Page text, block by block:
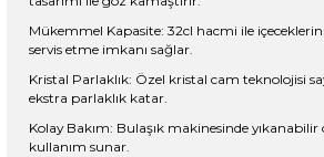
Mükemmel Kapasite: 32cl hacmi ile
servis etme imkanı sağlar.
Kristal Parlaklık: Özel kristal cam teknolojisi
ekstra parlaklık katar.
Kolay Bakım: Bulaşık makinesinde
kullanım sunar.